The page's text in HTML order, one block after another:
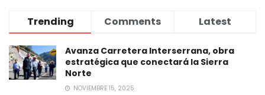
Trending Comments Latest
Avanza Carretera Interserrana, obra
estratégica que conectará la Sierra
Norte
NOVIEMBRE 15, 2025